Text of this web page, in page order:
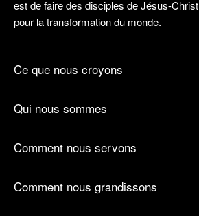
est de faire des disciples de Jésus-Christ
pour la transformation du monde.
Ce que nous croyons
Qui nous sommes
Comment nous servons
Comment nous grandissons